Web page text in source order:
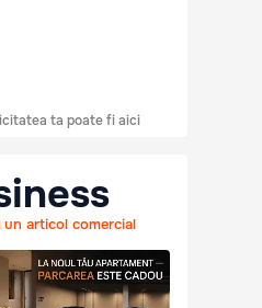
ta poate fi aici
un articol comercial